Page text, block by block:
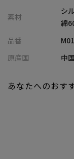
ト加工を施したス
品な仕上がりです。
ト機能をプラスし、
ット感。
袖口と裾部分には
素材
シ
綿
品番
原産国
中
あなたへのおす